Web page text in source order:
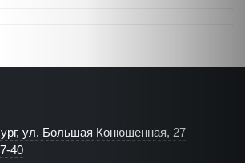
ул. Большая Конюшенная, 27
40